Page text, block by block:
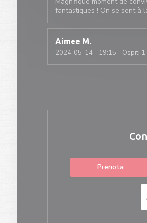
fantastiques ! On se sent à
Aimee M
2024-05-14 - 19:15 - Ospiti 1
Prenota